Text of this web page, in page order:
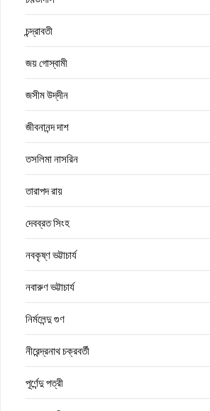
চন্দ্রাবতী
জয় গোস্বামী
জসীম উদ্‌দীন
জীবনানন্দ দাশ
তসলিমা নাসরিন
তারাপদ রায়
দেবব্রত সিংহ
নবকৃষ্ণ ভট্টাচার্য
নবারুণ ভট্টাচার্য
নির্মলেন্দু গুণ
নীরেন্দ্রনাথ চক্রবর্তী
পূর্ণেন্দু পত্রী